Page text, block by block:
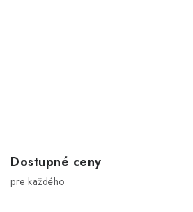
Dostupné ceny
pre každého